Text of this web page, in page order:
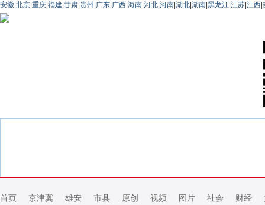
安徽 北京 重庆 福建 甘肃 贵州 广东 广西 海南 河北 河南 湖北 湖南 黑龙江 江苏 江西
首页 京津冀 雄安 市县 原创 视频 图片 社会 财经